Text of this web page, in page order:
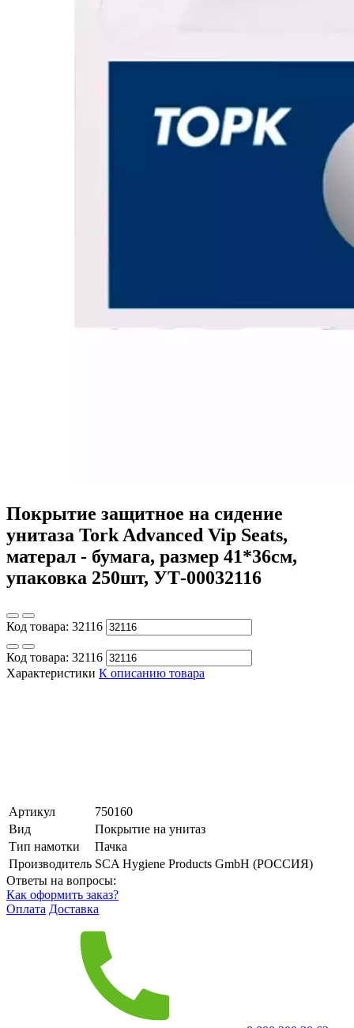
Покрытие защитное на сидение
унитаза Tork Advanced Vip Seats,
матерал - бумага, размер 41*36см,
упаковка 250шт, УТ-00032116
Код товара: 32116
Код товара: 32116
Характеристики К описанию товара
Артикул
750160
Вид
Покрытие на унитаз
Тип намотки
Пачка
Производитель SCA Hygiene Products GmbH (РОССИЯ)
Ответы на вопросы:
Как оформить заказ?
Оплата Доставка